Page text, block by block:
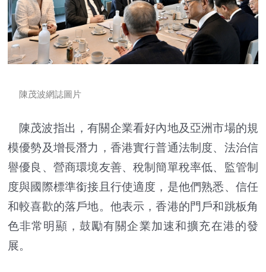
陳茂波網誌圖片
陳茂波指出，有關企業看好內地及亞洲市場的規
模優勢及增長潛力，香港實行普通法制度、法治信
譽優良、營商環境友善、稅制簡單稅率低、監管制
度與國際標準銜接且行使適度，是他們熟悉、信任
和較喜歡的落戶地。他表示，香港的門戶和跳板角
色非常明顯，鼓勵有關企業加速和擴充在港的發
展。